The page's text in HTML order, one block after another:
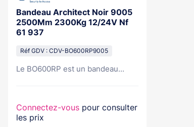
Bandeau Architect Noir 9005
2500Mm 2300Kg 12/24V Nf
61 937
Réf GDV : CDV-BO600RP9005
Le BO600RP est un bandeau...
Connectez-vous pour consulter
les prix